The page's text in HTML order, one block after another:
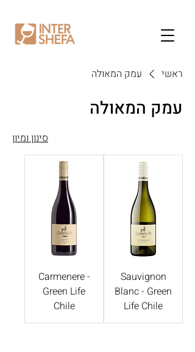
ראשי עמק המאולה
עמק המאולה
סינון ומיון
Sauvignon
Blanc - Green
Life Chile
Carmenere -
Green Life
Chile